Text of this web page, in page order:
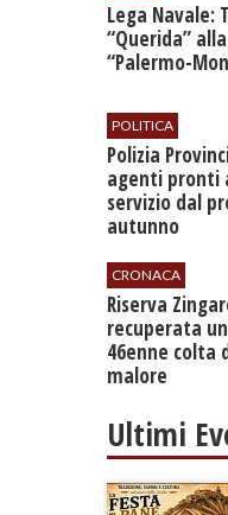
​Lega Navale:
“Querida”
“Palermo-
POLITICA
​Polizia
agenti pronti
servizio dal
autunno
CRONACA
​Riserva
recuperata
46enne colta
malore
Ultimi